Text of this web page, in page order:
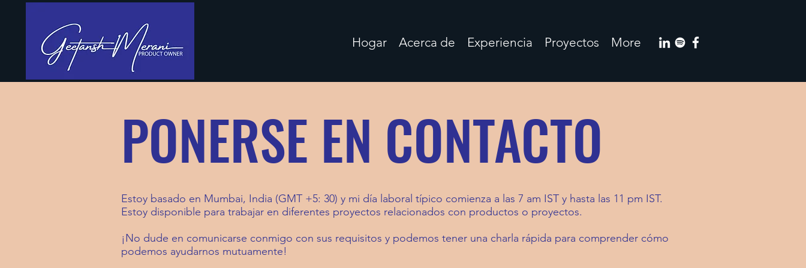
Hogar Acerca de Experiencia Proyectos More
PONERSE EN CONTACTO
Estoy basado en Mumbai, India (GMT +5: 30) y mi día laboral típico comienza a las 7 am IST y hasta las 11 pm IST.
Estoy disponible para trabajar en diferentes proyectos relacionados con productos o proyectos.
¡No dude en comunicarse conmigo con sus requisitos y podemos tener una charla rápida para comprender cómo
podemos ayudarnos mutuamente!